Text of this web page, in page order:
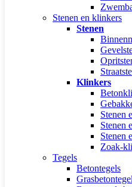
Stenen en klinkers
Stenen
Klinkers
Stenen
Stenen
Stenen
Zoak-
Tegels
Betontegels